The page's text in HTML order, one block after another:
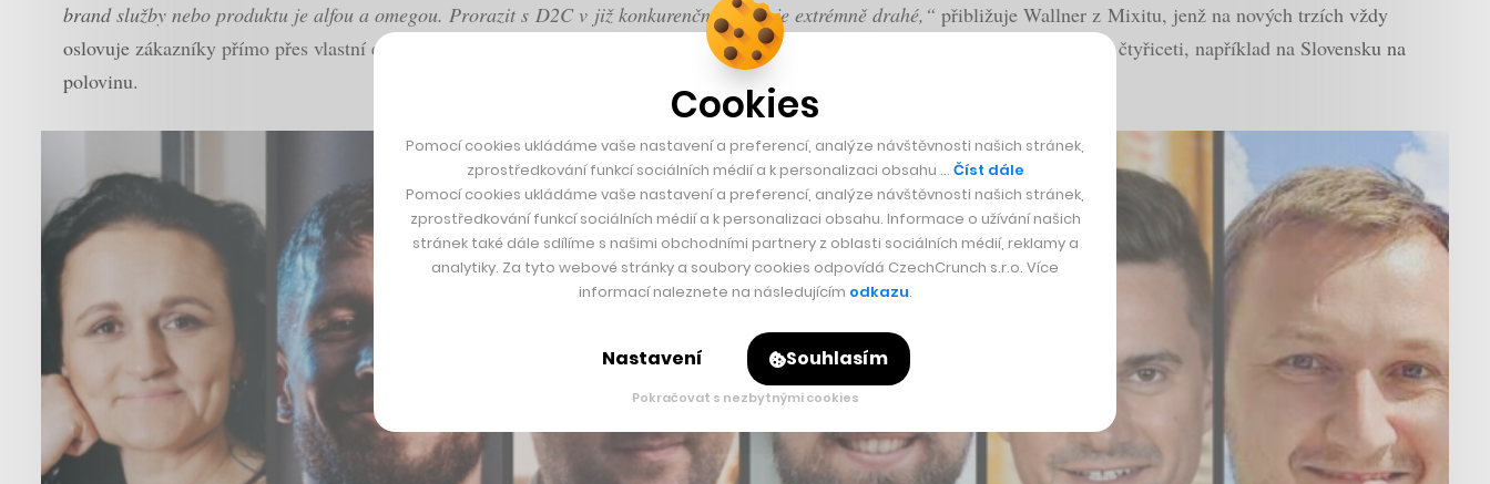
brand služby nebo produktu je alfou a omegou. Prorazit s D2C v již konkurenčním trhu je extrémně drahé,“ přibližuje Wallner z Mixitu, jenž na nových trzích vždy
oslovuje zákazníky přímo přes vlastní e-shop. V Česku má pak příjmy mezi online a offline kanály rozdělené v poměru šedesát ku čtyřiceti, například na Slovensku na
polovinu.
Cookies
Pomocí cookies ukládáme vaše nastavení a preferencí, analýze návštěvnosti našich stránek,
zprostředkování funkcí sociálních médií a k personalizaci obsahu … Číst dále
Pomocí cookies ukládáme vaše nastavení a preferencí, analýze návštěvnosti našich stránek,
zprostředkování funkcí sociálních médií a k personalizaci obsahu. Informace o užívání našich
stránek také dále sdílíme s našimi obchodními partnery z oblasti sociálních médií, reklamy a
analytiky. Za tyto webové stránky a soubory cookies odpovídá CzechCrunch s.r.o. Více
informací naleznete na následujícím odkazu.
Nastavení Souhlasím
Pokračovat s nezbytnými cookies